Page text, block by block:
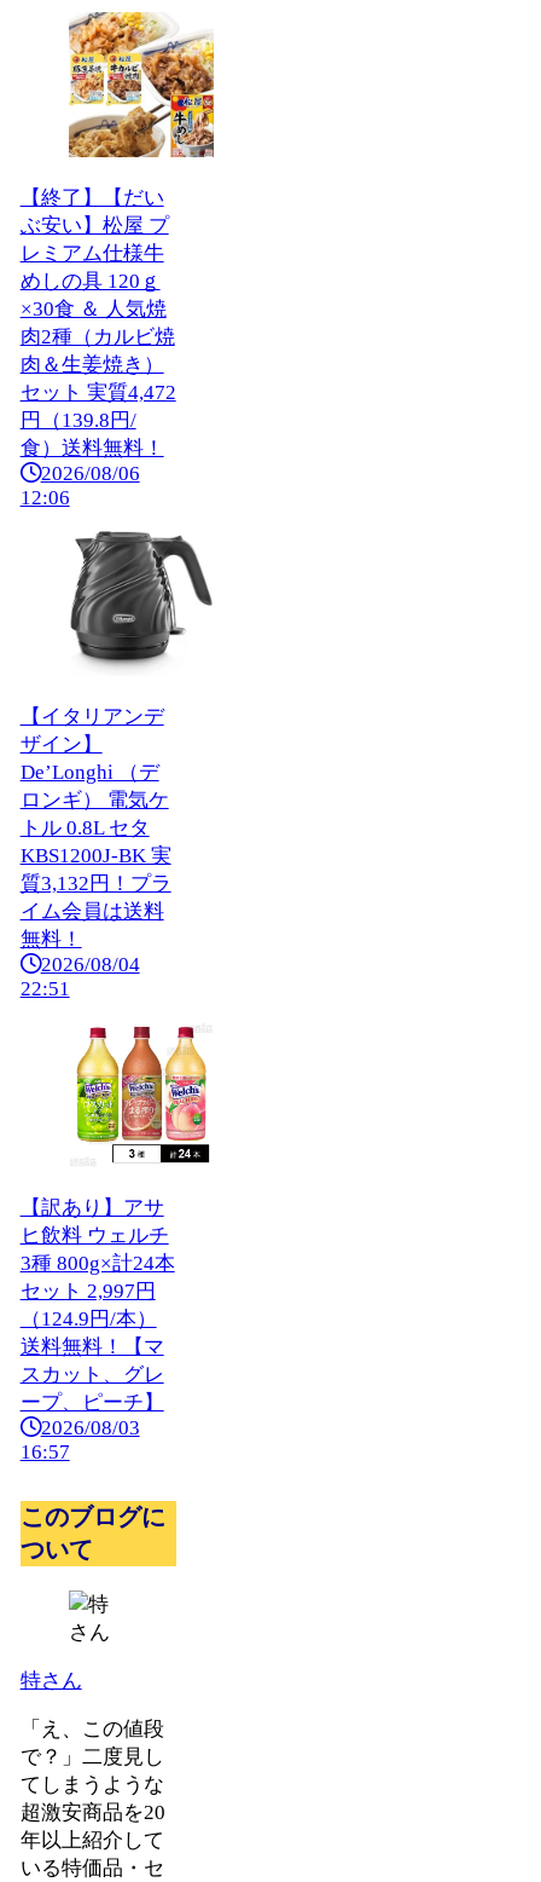
【終了】【だい
ぶ安い】松屋 プ
レミアム仕様牛
めしの具 120ｇ
×30食 ＆ 人気焼
肉2種（カルビ焼
肉＆生姜焼き）
セット 実質4,472
円（139.8円/
食）送料無料！
2026/08/06
12:06
【イタリアンデ
ザイン】
De’Longhi （デ
ロンギ） 電気ケ
トル 0.8L セタ
KBS1200J-BK 実
質3,132円！プラ
イム会員は送料
無料！
2026/08/04
22:51
【訳あり】アサ
ヒ飲料 ウェルチ
3種 800g×計24本
セット 2,997円
（124.9円/本）
送料無料！【マ
スカット、グレ
ープ、ピーチ】
2026/08/03
16:57
このブログに
ついて
特さん
「え、この値段
で？」二度見し
てしまうような
超激安商品を20
年以上紹介して
いる特価品・セ